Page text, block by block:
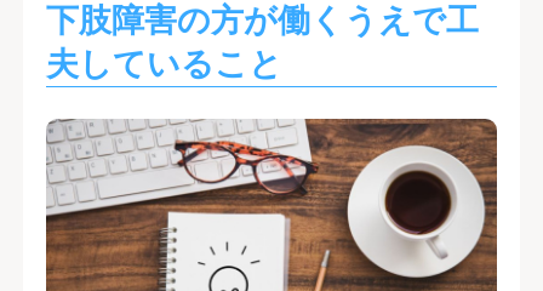
下肢障害の方が働くうえで工
夫していること